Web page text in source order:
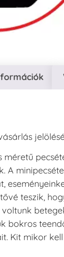
méretű
A
teszik,
bokros
Kit mikor